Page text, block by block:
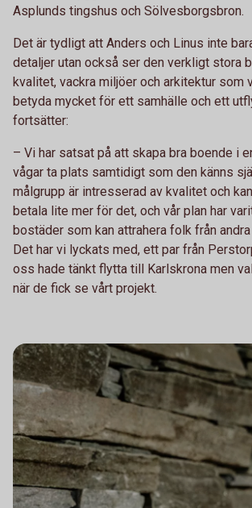
Asplunds tingshus och Sölvesborgsbron.
Det är tydligt att Anders och Linus inte
detaljer utan också ser den verkligt stora
kvalitet, vackra miljöer och arkitektur som
betyda mycket för ett samhälle och ett
fortsätter:
– Vi har satsat på att skapa bra boende i
vågar ta plats samtidigt som den känns
målgrupp är intresserad av kvalitet och
betala lite mer för det, och vår plan har
bostäder som kan attrahera folk från
Det har vi lyckats med, ett par från
oss hade tänkt flytta till Karlskrona men
när de fick se vårt projekt.